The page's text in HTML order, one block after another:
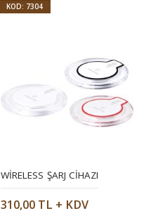
KOD: 7304
WIRELESS ŞARJ CIHAZI
310,00 TL + KDV